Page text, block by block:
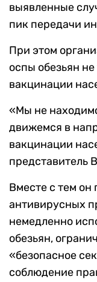
выявленные
пик передачи
При этом
оспы обезьян
вакцинации
«Мы не
движемся в
вакцинации
представитель
Вместе с тем он
антивирусных
немедленно
обезьян,
«безопасное
соблюдение